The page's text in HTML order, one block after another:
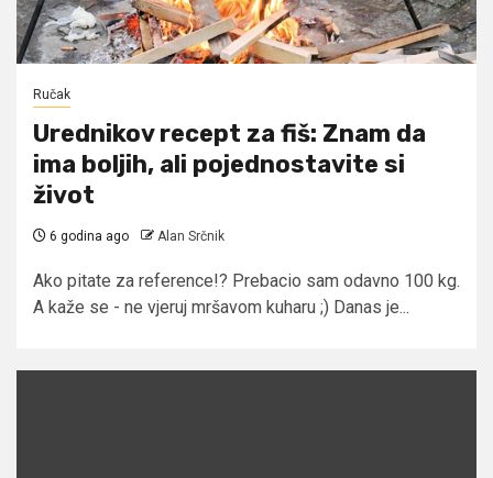
Ručak
Urednikov recept za fiš: Znam da
ima boljih, ali pojednostavite si
život
6 godina ago Alan Srčnik
Ako pitate za reference!? Prebacio sam odavno 100 kg.
A kaže se - ne vjeruj mršavom kuharu ;) Danas je...